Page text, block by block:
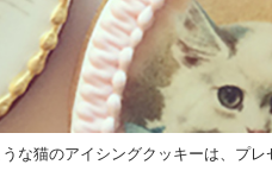
な猫のアイシングクッキーは、プレ